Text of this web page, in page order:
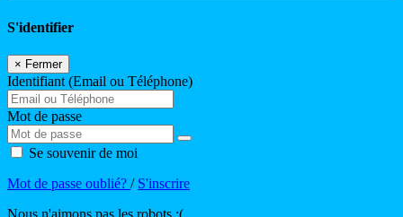
S'identifier
× Fermer
Identifiant (Email ou Téléphone)
Mot de passe
Se souvenir de moi
Mot de passe oublié? / S'inscrire
Nous n'aimons pas les robots :(